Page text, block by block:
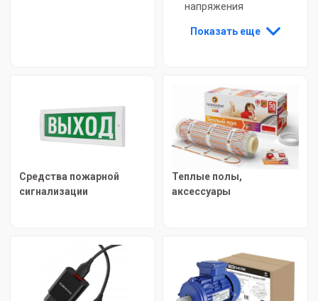
напряжения
Показать еще
Средства пожарной
сигнализации
Теплые полы,
аксессуары